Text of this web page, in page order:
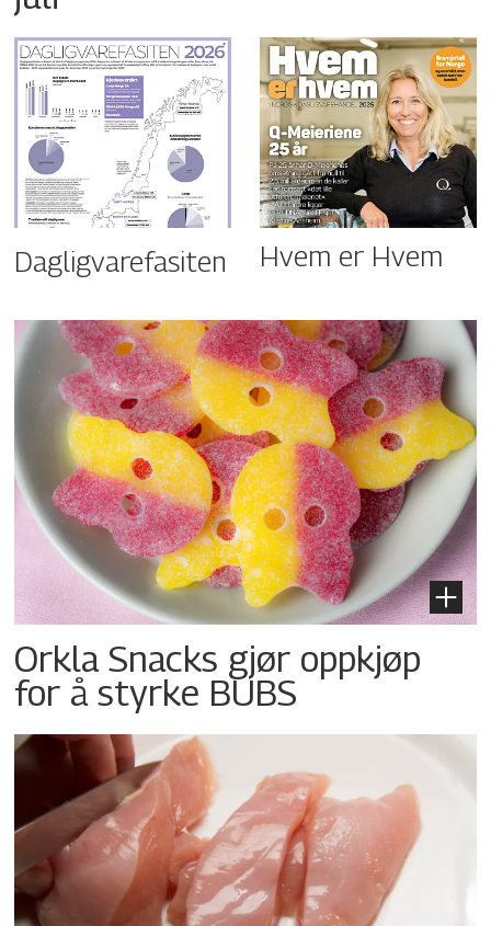
Dagligvarefasiten Hvem er Hvem
Orkla Snacks gjør oppkjøp
for å styrke BUBS